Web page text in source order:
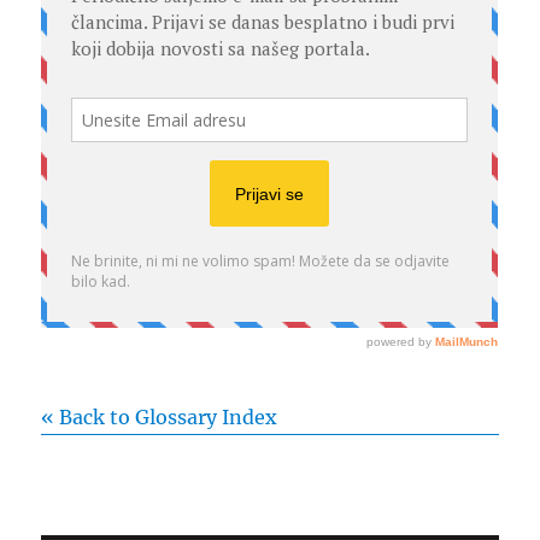
« Back to Glossary Index